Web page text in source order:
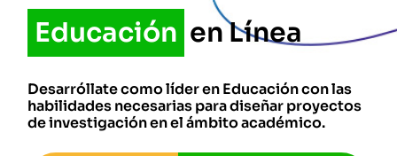
Educación en Línea
Desarróllate como líder en Educación con las
habilidades necesarias para diseñar proyectos
de investigación en el ámbito académico.